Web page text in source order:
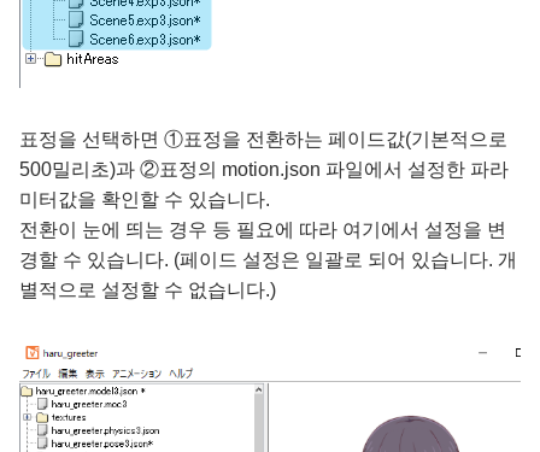
표정을 선택하면 ①표정을 전환하는 페이드값(기본적으로
500밀리초)과 ②표정의 motion.json 파일에서 설정한 파라
미터값을 확인할 수 있습니다.
전환이 눈에 띄는 경우 등 필요에 따라 여기에서 설정을 변
경할 수 있습니다. (페이드 설정은 일괄로 되어 있습니다. 개
별적으로 설정할 수 없습니다.)